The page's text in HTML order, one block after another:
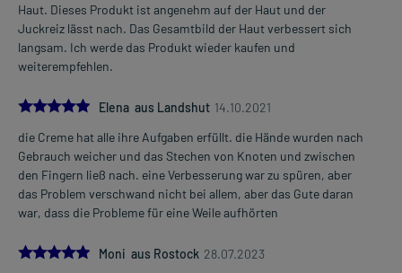
Haut. Dieses Produkt ist angenehm auf der Haut und der
Juckreiz lässt nach. Das Gesamtbild der Haut verbessert sich
langsam. Ich werde das Produkt wieder kaufen und
weiterempfehlen.
5.0
Elena aus Landshut 14.10.2021
die Creme hat alle ihre Aufgaben erfüllt. die Hände wurden nach
Gebrauch weicher und das Stechen von Knoten und zwischen
den Fingern ließ nach. eine Verbesserung war zu spüren, aber
das Problem verschwand nicht bei allem, aber das Gute daran
war, dass die Probleme für eine Weile aufhörten
5.0
Moni aus Rostock 28.07.2023